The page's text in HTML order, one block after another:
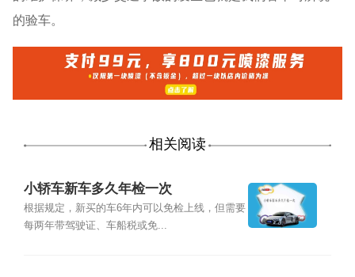
的验车。
相关阅读
小轿车新车多久年检一次
根据规定，新买的车6年内可以免检上线，但需要
每两年带驾驶证、车船税或免...